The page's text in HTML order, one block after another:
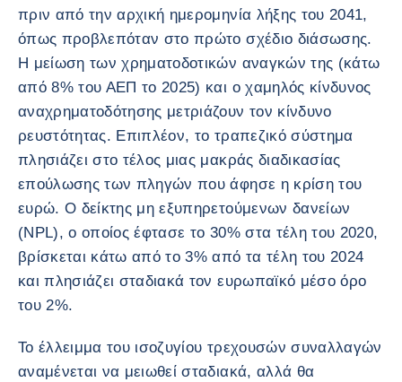
πριν από την αρχική ημερομηνία λήξης του 2041,
όπως προβλεπόταν στο πρώτο σχέδιο διάσωσης.
Η μείωση των χρηματοδοτικών αναγκών της (κάτω
από 8% του ΑΕΠ το 2025) και ο χαμηλός κίνδυνος
αναχρηματοδότησης μετριάζουν τον κίνδυνο
ρευστότητας. Επιπλέον, το τραπεζικό σύστημα
πλησιάζει στο τέλος μιας μακράς διαδικασίας
επούλωσης των πληγών που άφησε η κρίση του
ευρώ. Ο δείκτης μη εξυπηρετούμενων δανείων
(NPL), ο οποίος έφτασε το 30% στα τέλη του 2020,
βρίσκεται κάτω από το 3% από τα τέλη του 2024
και πλησιάζει σταδιακά τον ευρωπαϊκό μέσο όρο
του 2%.
Το έλλειμμα του ισοζυγίου τρεχουσών συναλλαγών
αναμένεται να μειωθεί σταδιακά, αλλά θα